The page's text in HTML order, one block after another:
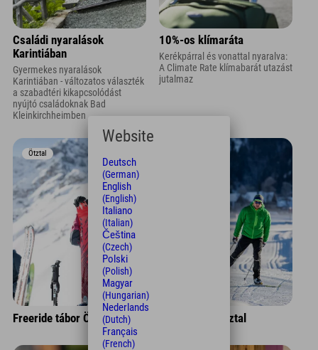
Családi nyaralások
Karintiában
Gyermekes nyaralások
Karintiában - változatos választék
a szabadtéri kikapcsolódást
nyújtó családoknak Bad
Kleinkirchheimben
10%-os klímaráta
Kerékpárral és vonattal nyaralva:
A Climate Rate klímabarát utazást
jutalmaz
Ötztal
Freeride tábor Ötztalban Sífutó tábor Ötztal
Website
Deutsch
(German)
English
(English)
Italiano
(Italian)
Čeština
(Czech)
Polski
(Polish)
Magyar
(Hungarian)
Nederlands
(Dutch)
Français
(French)